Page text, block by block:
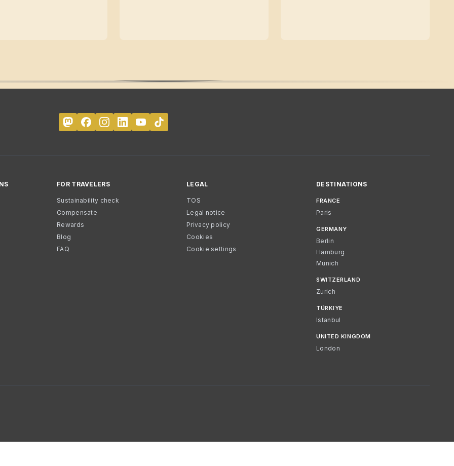
FOR TRAVELERS
Sustainability check
Compensate
Rewards
Blog
FAQ
LEGAL
TOS
Legal notice
Privacy policy
Cookies
Cookie settings
DESTINATIONS
FRANCE
Paris
GERMANY
Berlin
Hamburg
Munich
SWITZERLAND
Zurich
TÜRKIYE
Istanbul
UNITED KINGDOM
London